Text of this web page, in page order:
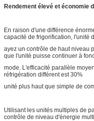
Rendement élevé et économie
En raison d'une différence
capacité de frigorification, l'unité
ayez un contrôle de haut niveau
que l'unité puisse continuer à
mode. L'efficacité parallèle
réfrigération différent est 30%
unité plus haut que simple de
Utilisant les unités multiples de
contrôle de niveau d'énergie